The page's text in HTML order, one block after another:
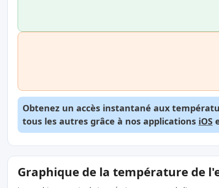
Obtenez un accès instantané aux
tous les autres grâce à nos applications iOS
Graphique de la température de